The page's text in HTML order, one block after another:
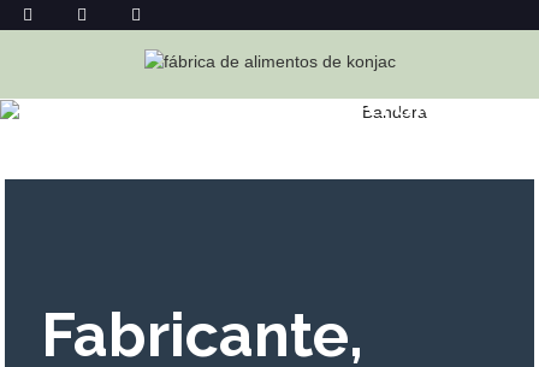
CARAMELOS DE GOMA DE FRIJOL
BLANCO AL POR MAYOR
Fabricante,